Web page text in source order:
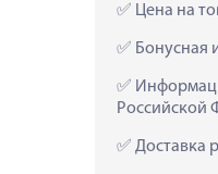
Цена на
Бонусная
Российской
Доставка